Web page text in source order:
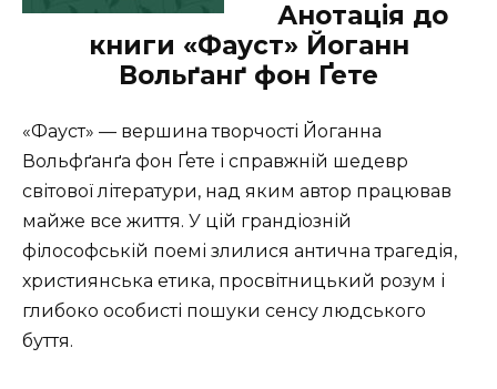
Анотація до
книги «Фауст» Йоганн
Вольґанґ фон Ґете
«Фауст» — вершина творчості Йоганна
Вольфґанґа фон Ґете і справжній шедевр
світової літератури, над яким автор працював
майже все життя. У цій грандіозній
філософській поемі злилися антична трагедія,
християнська етика, просвітницький розум і
глибоко особисті пошуки сенсу людського
буття.